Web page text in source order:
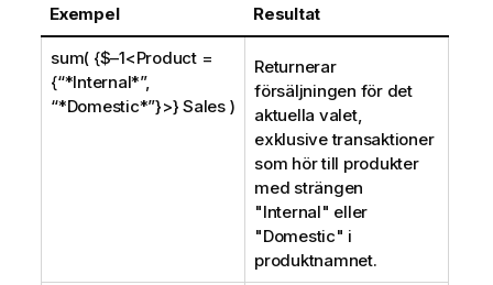
Exempel Resultat
sum( {$–1<Product =
{“*Internal*”,
“*Domestic*”}>} Sales )
Returnerar
försäljningen för det
aktuella valet,
exklusive transaktioner
som hör till produkter
med strängen
"Internal" eller
"Domestic" i
produktnamnet.